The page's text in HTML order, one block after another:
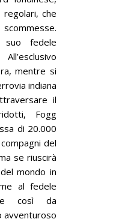
regolari, che
fedele
mentre si
indiana
il
Fogg
di 20.000
del
se riuscirà
mondo in
al fedele
così da
avventuroso